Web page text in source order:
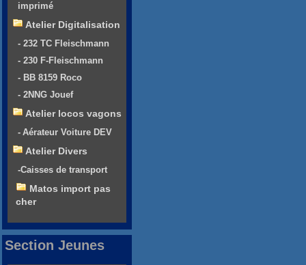
imprimé
Atelier Digitalisation
- 232 TC Fleischmann
- 230 F-Fleischmann
- BB 8159 Roco
- 2NNG Jouef
Atelier locos vagons
- Aérateur Voiture DEV
Atelier Divers
-Caisses de transport
Matos import pas
cher
Section Jeunes